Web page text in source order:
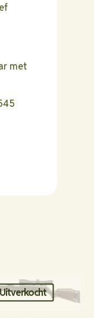
met
Uitverkocht